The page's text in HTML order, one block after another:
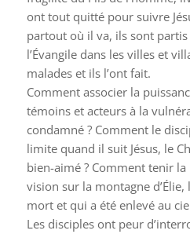
ont tout quitté pour suivre
partout où il va, ils sont
l’Évangile dans les villes et
malades et ils l’ont fait.
Comment associer la
témoins et acteurs à la
condamné ? Comment le
limite quand il suit Jésus, le
bien-aimé ? Comment tenir la
vision sur la montagne d’Élie,
mort et qui a été enlevé au
Les disciples ont peur